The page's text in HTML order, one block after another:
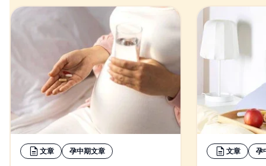
文章 孕中期文章 文章 孕